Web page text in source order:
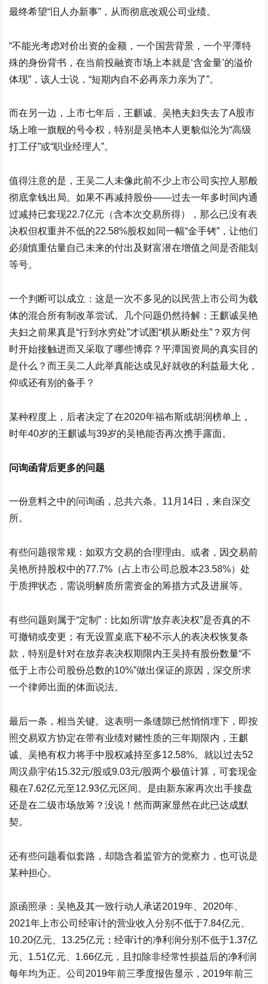
最终希望“旧人办新事”，从而彻底改观公司业绩。
“不能光考虑对价出资的金额，一个国营背景，一个平潭特
殊的身份背书，在当前投融资市场上本就是‘含金量’的溢价
体现”，该人士说，“短期内自不必再亲力亲为了”。
而在另一边，上市七年后，王麒诚、吴艳夫妇失去了A股市
场上唯一旗舰的号令权，特别是吴艳本人更貌似沦为“高级
打工仔”或“职业经理人”。
值得注意的是，王吴二人未像此前不少上市公司实控人那般
彻底拿钱出局。如果不再减持股份——过去一年多时间内通
过减持已套现22.7亿元（含本次交易所得），那么已没有表
决权但权重并不低的22.58%股权如同一幅“金手铐”，让他们
必须慎重估量自己未来的付出及财富潜在增值之间是否能划
等号。
一个判断可以成立：这是一次不多见的以民营上市公司为载
体的混合所有制改革尝试。几个问题仍然待解：王麒诚吴艳
夫妇之前果真是“行到水穷处”才试图“棋从断处生”？双方何
时开始接触进而又采取了哪些博弈？平潭国资局的真实目的
是什么？而王吴二人此举真能达成见好就收的利益最大化，
仰或还有别的备手？
某种程度上，后者决定了在2020年福布斯或胡润榜单上，
时年40岁的王麒诚与39岁的吴艳能否再次携手露面。
问询函背后更多的问题
一份意料之中的问询函，总共六条。11月14日，来自深交
所。
有些问题很常规：如双方交易的合理理由。或者，因交易前
吴艳所持股权中的77.7%（占上市公司总股本23.58%）处
于质押状态，需说明解质所需资金的筹措方式及进展等。
有些问题则属于“定制”：比如所谓“放弃表决权”是否真的不
可撤销或变更；有无设置桌底下秘不示人的表决权恢复条
款，特别是针对在放弃表决权期限内王吴持有股份数量“不
低于上市公司股份总数的10%”做出保证的原因，深交所求
一个律师出面的体面说法。
最后一条，相当关键。这表明一条缝隙已然悄悄埋下，即按
照交易双方协定在带有业绩对赌性质的三年期限内，王麒
诚、吴艳有权力将手中股权减持至多12.58%。就以过去52
周汉鼎宇佑15.32元/股或9.03元/股两个极值计算，可套现金
额在7.62亿元至12.93亿元区间。是由新东家再次出手接盘
还是在二级市场放筹？没说！然而两家显然在此已达成默
契。
还有些问题看似套路，却隐含着监管方的觉察力，也可说是
某种担心。
原函照录：吴艳及其一致行动人承诺2019年、2020年、
2021年上市公司经审计的营业收入分别不低于7.84亿元、
10.20亿元、13.25亿元；经审计的净利润分别不低于1.37亿
元、1.51亿元、1.66亿元，且扣除非经常性损益后的净利润
每年均为正。公司2019年前三季度报告显示，2019年前三